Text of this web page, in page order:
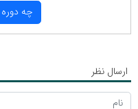
چه
ارسال نظر